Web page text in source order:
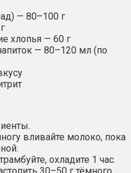
— 80–100 г
хлопья — 60 г
— 80–120 мл (по
вливайте молоко, пока
охладите 1 час.